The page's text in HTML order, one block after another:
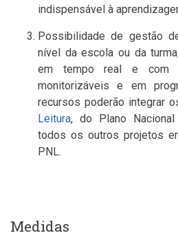
indispensável à
Possibilidade de gestão
nível da escola ou da
em tempo real e com
monitorizáveis e em
recursos poderão integrar
Leitura, do Plano
todos os outros projetos
PNL.
Medidas